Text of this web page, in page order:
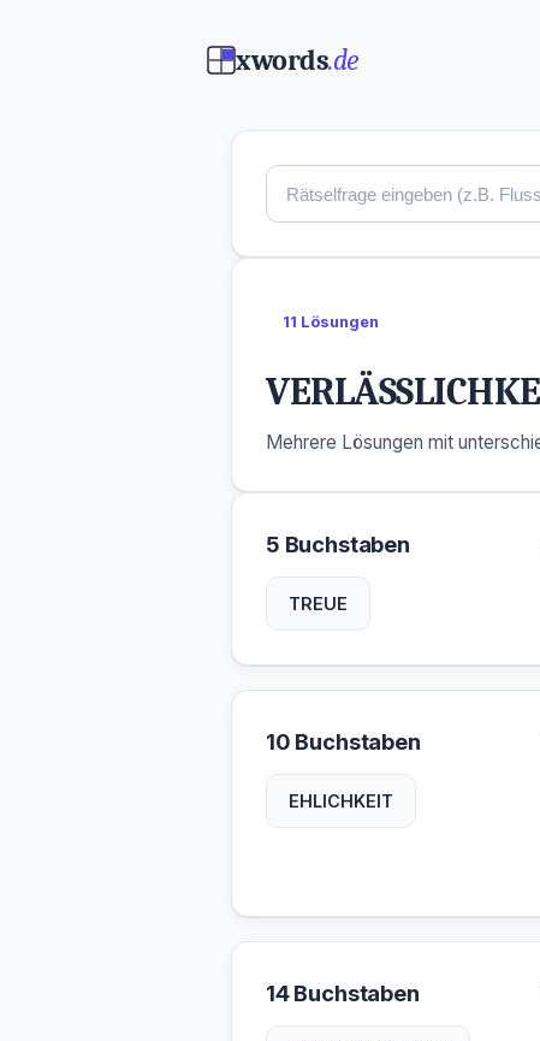
xwords.de
11 Lösungen
Mehrere Lösungen mit
5 Buchstaben
TREUE
10 Buchstaben
EHLICHKEIT
14 Buchstaben